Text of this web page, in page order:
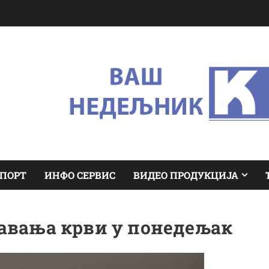
ИНФО СЕРВИС ВИДЕО ПРОДУКЦИЈА
крви у понедељак